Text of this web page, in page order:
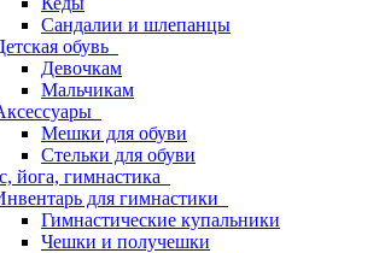
Сандалии и шлепанцы
обувь
Девочкам
Мальчикам
Мешки для обуви
Стельки для обуви
йога, гимнастика
для гимнастики
Гимнастические купальники
Чешки и получешки